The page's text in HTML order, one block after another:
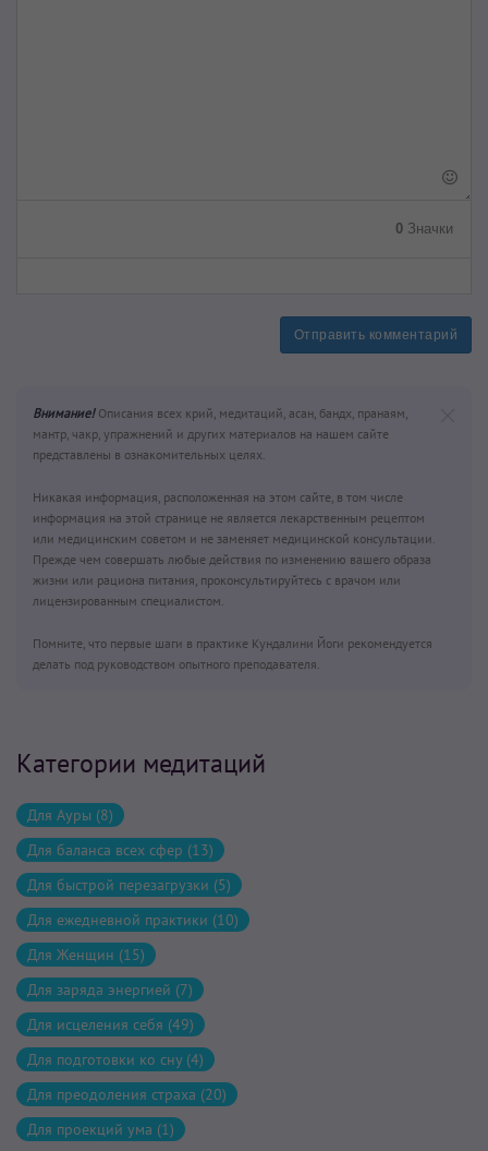
0 Значки
Отправить комментарий
Внимание!Описания всех крий, медитаций, асан, бандх, пранаям,
мантр, чакр, упражнений и других материалов на нашем сайте
представлены в ознакомительных целях.
Никакая информация, расположенная на этом сайте, в том числе
информация на этой странице не является лекарственным рецептом
или медицинским советом и не заменяет медицинской консультации.
Прежде чем совершать любые действия по изменению вашего образа
жизни или рациона питания, проконсультируйтесь с врачом или
лицензированным специалистом.
Помните, что первые шаги в практике Кундалини Йоги рекомендуется
делать под руководством опытного преподавателя.
Категории медитаций
Для Ауры (8)
Для баланса всех сфер (13)
Для быстрой перезагрузки (5)
Для ежедневной практики (10)
Для Женщин (15)
Для заряда энергией (7)
Для исцеления себя (49)
Для подготовки ко сну (4)
Для преодоления страха (20)
Для проекций ума (1)